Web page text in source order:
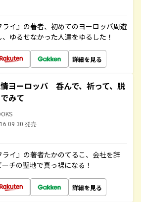
ライ』の著者、初めてのヨーロッパ周遊
ゆるせなかった人達をゆるした！
詳細を見る
ヨーロッパ 呑んで、祈って、脱
みて
発売
ライ』の著者たかのてるこ、会社を辞
チの聖地で真っ裸になる！
詳細を見る